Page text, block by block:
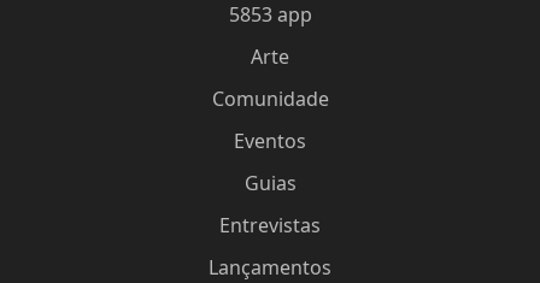
5853 app
Arte
Comunidade
Eventos
Guias
Entrevistas
Lançamentos